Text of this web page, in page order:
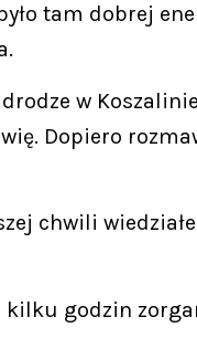
tam dobrej
w
Dopiero
chwili
kilku godzin